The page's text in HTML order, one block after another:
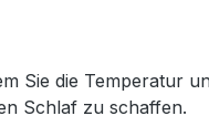
Sie die Temperatur
Schlaf zu schaffen.